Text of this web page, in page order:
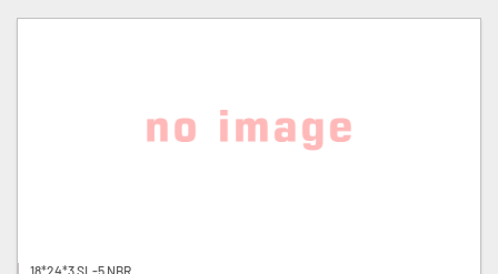
18*24*3 SL-5 NBR